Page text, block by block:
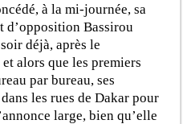
à la mi-journée, sa
d’opposition Bassirou
déjà, après le
alors que les premiers
par bureau, ses
les rues de Dakar pour
large, bien qu’elle